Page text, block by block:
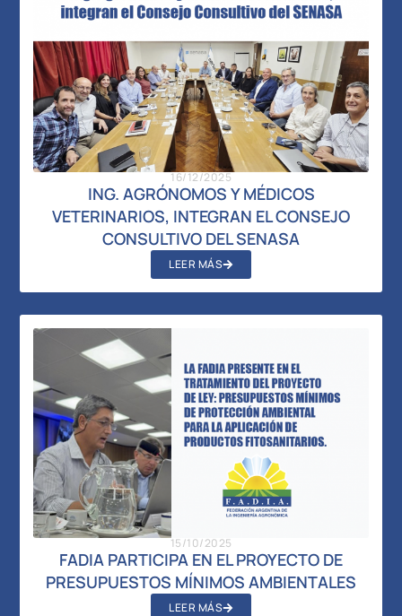
16/12/2025
ING. AGRÓNOMOS Y MÉDICOS
VETERINARIOS, INTEGRAN EL CONSEJO
CONSULTIVO DEL SENASA
LEER MÁS
15/10/2025
FADIA PARTICIPA EN EL PROYECTO DE
PRESUPUESTOS MÍNIMOS AMBIENTALES
LEER MÁS